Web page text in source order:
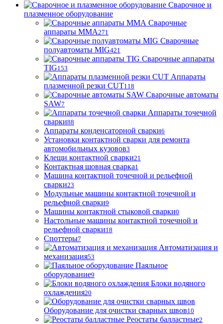
Сварочное и
плазменное оборудование
Сварочные
аппараты MMA271
Сварочные
полуавтоматы MIG421
Сварочные аппараты
TIG153
Аппараты
плазменной резки CUT118
Сварочные автоматы
SAW7
Аппараты точечной
сварки88
Аппараты конденсаторной сварки6
Установки контактной сварки для ремонта
автомобильных кузовов3
Клещи контактной сварки21
Контактная шовная сварка1
Машина контактной точечной и рельефной
сварки23
Модульные машины контактной точечной и
рельефной сварки9
Машины контактной стыковой сварки0
Настольные машины контактной точечной и
рельефной сварки18
Споттеры7
Автоматизация и
механизация53
Паяльное
оборудование9
Блоки водяного
охлаждения20
Оборудование для очистки сварных швов10
Реостаты балластные2